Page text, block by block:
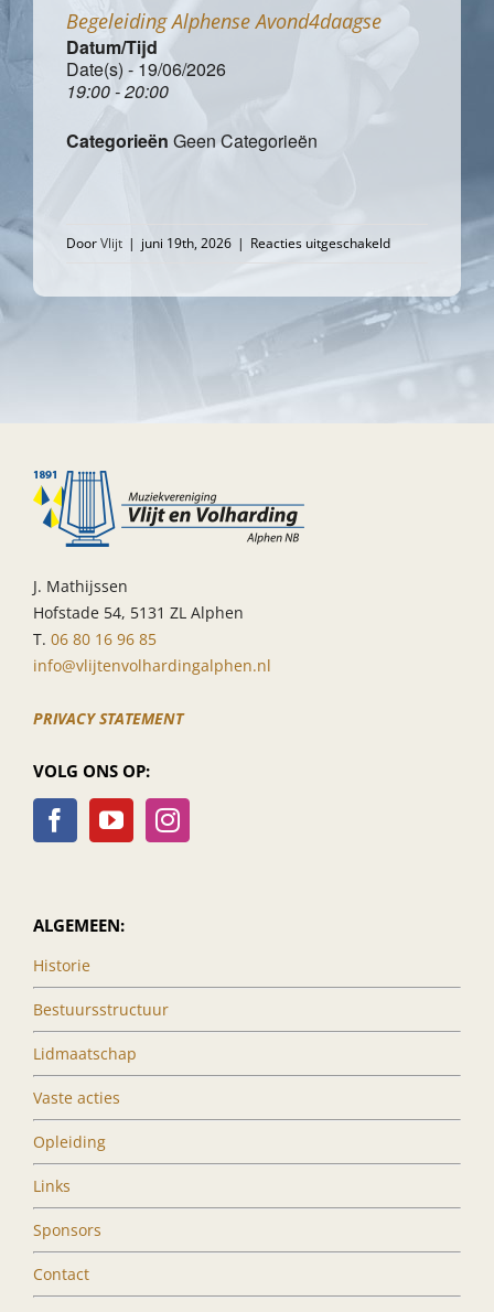
Begeleiding Alphense Avond4daagse
Datum/Tijd
Date(s) - 19/06/2026
19:00 - 20:00
Categorieën Geen Categorieën
DoorVlijt | juni 19th, 2026 | Reacties uitgeschakeldvoor
Alphense
Avond4daagse
J. Mathijssen
Hofstade 54, 5131 ZL Alphen
T. 06 80 16 96 85
info@vlijtenvolhardingalphen.nl
PRIVACY STATEMENT
VOLG ONS OP:
ALGEMEEN:
Historie
Bestuursstructuur
Lidmaatschap
Vaste acties
Opleiding
Links
Sponsors
Contact